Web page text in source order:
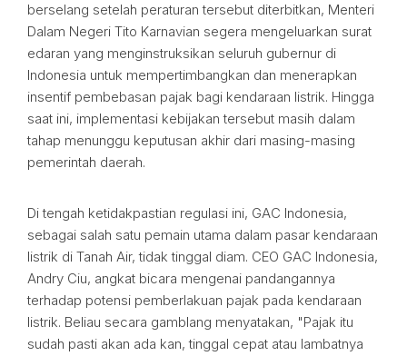
berselang setelah peraturan tersebut diterbitkan, Menteri
Dalam Negeri Tito Karnavian segera mengeluarkan surat
edaran yang menginstruksikan seluruh gubernur di
Indonesia untuk mempertimbangkan dan menerapkan
insentif pembebasan pajak bagi kendaraan listrik. Hingga
saat ini, implementasi kebijakan tersebut masih dalam
tahap menunggu keputusan akhir dari masing-masing
pemerintah daerah.
Di tengah ketidakpastian regulasi ini, GAC Indonesia,
sebagai salah satu pemain utama dalam pasar kendaraan
listrik di Tanah Air, tidak tinggal diam. CEO GAC Indonesia,
Andry Ciu, angkat bicara mengenai pandangannya
terhadap potensi pemberlakuan pajak pada kendaraan
listrik. Beliau secara gamblang menyatakan, "Pajak itu
sudah pasti akan ada kan, tinggal cepat atau lambatnya